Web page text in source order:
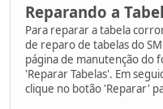
Reparando a
Para reparar a tabela
de reparo de tabelas do
página de manutenção do
'Reparar Tabelas'. Em
clique no botão 'Reparar'